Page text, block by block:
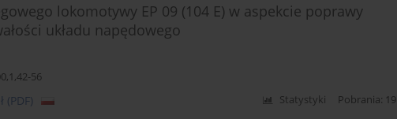
lokomotywy EP 09 (104 E) w aspekcie poprawy
układu napędowego
56
(PDF) Statystyki Pobrania: 19